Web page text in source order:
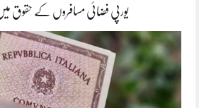
یورپی فضائی مسافروں کے حقوق میں